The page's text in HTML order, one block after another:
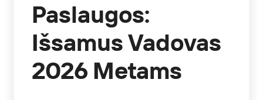
Paslaugos:
Išsamus Vadovas
2026 Metams